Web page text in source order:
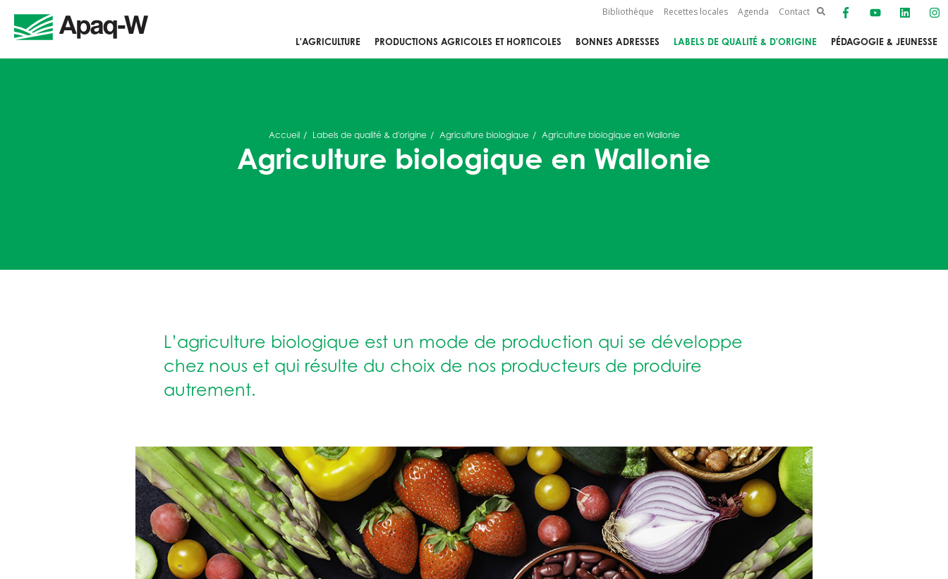
L'AGRICULTURE PRODUCTIONS AGRICOLES ET HORTICOLES BONNES ADRESSES LABELS DE QUALITÉ & D'ORIGINE PÉDAGOGIE & JEUNESSE
Bibliothèque Recettes locales Agenda Contact
Accueil Labels de qualité & d'origine Agriculture biologique Agriculture biologique en Wallonie
Agriculture biologique en Wallonie
L’agriculture biologique est un mode de production qui se développe
chez nous et qui résulte du choix de nos producteurs de produire
autrement.